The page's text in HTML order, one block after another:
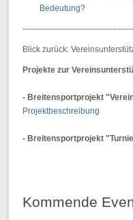
Bedeutung?
Blick zurück:
Projekte zur
- Breitensportprojekt
Projektbeschreibung
- Breitensportprojekt
Kommende